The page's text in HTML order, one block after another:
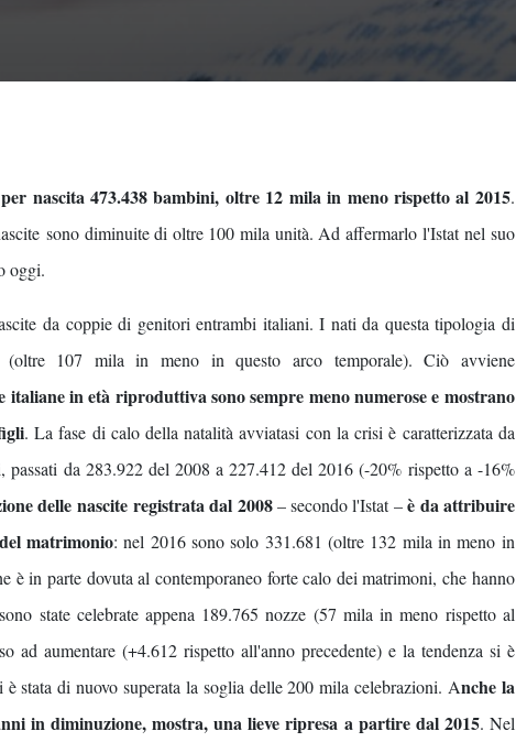
nascita 473.438 bambini, oltre 12 mila in meno rispetto al 2015.
sono diminuite di oltre 100 mila unità. Ad affermarlo l'Istat nel suo
oggi.
da coppie di genitori entrambi italiani. I nati da questa tipologia di
107 mila in meno in questo arco temporale). Ciò avviene
italiane in età riproduttiva sono sempre meno numerose e mostrano
. La fase di calo della natalità avviatasi con la crisi è caratterizzata da
da 283.922 del 2008 a 227.412 del 2016 (-20% rispetto a -16%
delle nascite registrata dal 2008– secondo l'Istat –è da attribuire
matrimonio: nel 2016 sono solo 331.681 (oltre 132 mila in meno in
è in parte dovuta al contemporaneo forte calo dei matrimoni, che hanno
state celebrate appena 189.765 nozze (57 mila in meno rispetto al
ad aumentare (+4.612 rispetto all'anno precedente) e la tendenza si è
stata di nuovo superata la soglia delle 200 mila celebrazioni. Anche la
in diminuzione, mostra, una lieve ripresa a partire dal 2015. Nel